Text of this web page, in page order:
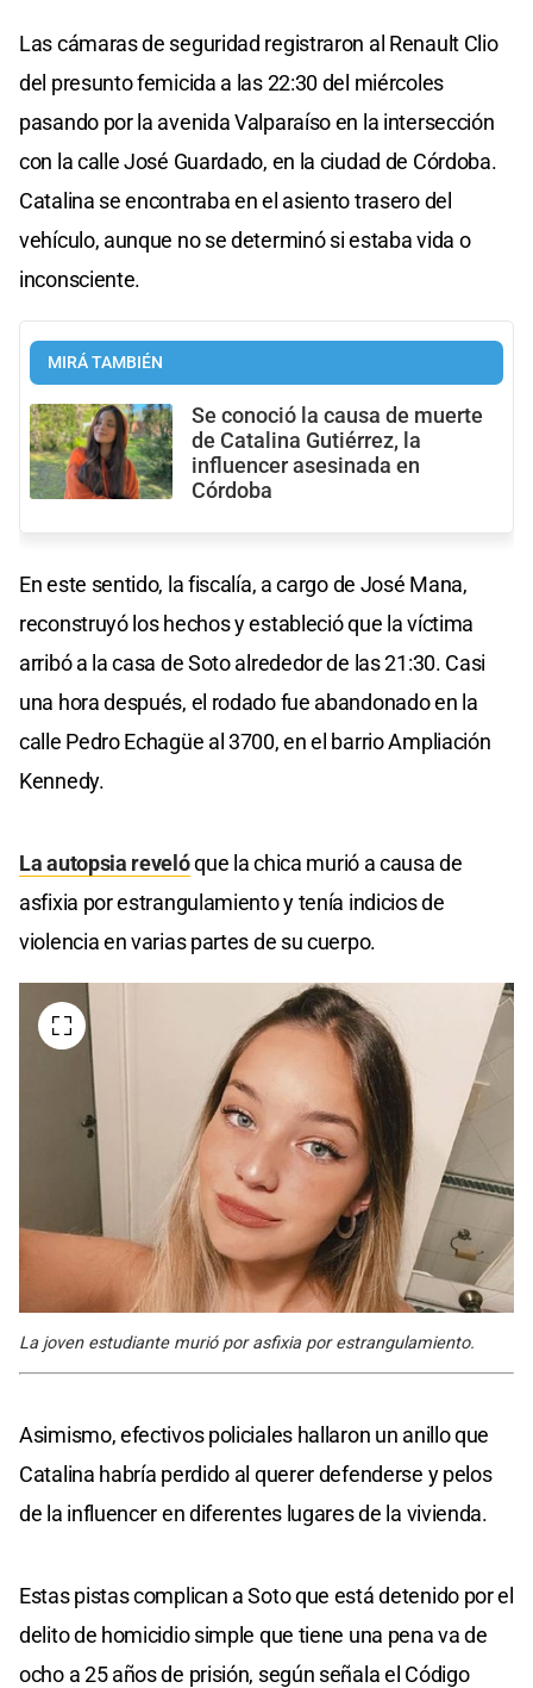
Las cámaras de seguridad registraron al Renault Clio
del presunto femicida a las 22:30 del miércoles
pasando por la avenida Valparaíso en la intersección
con la calle José Guardado, en la ciudad de Córdoba.
Catalina se encontraba en el asiento trasero del
vehículo, aunque no se determinó si estaba vida o
inconsciente.
MIRÁ TAMBIÉN
Se conoció la causa de muerte
de Catalina Gutiérrez, la
influencer asesinada en
Córdoba
En este sentido, la fiscalía, a cargo de José Mana,
reconstruyó los hechos y estableció que la víctima
arribó a la casa de Soto alrededor de las 21:30. Casi
una hora después, el rodado fue abandonado en la
calle Pedro Echagüe al 3700, en el barrio Ampliación
Kennedy.
La autopsia revelóque la chica murió a causa de
asfixia por estrangulamiento y tenía indicios de
violencia en varias partes de su cuerpo.
La joven estudiante murió por asfixia por estrangulamiento.
Asimismo, efectivos policiales hallaron un anillo que
Catalina habría perdido al querer defenderse y pelos
de la influencer en diferentes lugares de la vivienda.
Estas pistas complican a Soto que está detenido por el
delito de homicidio simple que tiene una pena va de
ocho a 25 años de prisión, según señala el Código